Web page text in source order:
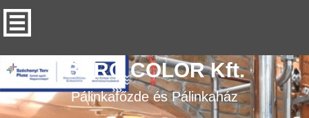
BERO COLOR Kft.
Pálinkafőzde és Pálinkaház